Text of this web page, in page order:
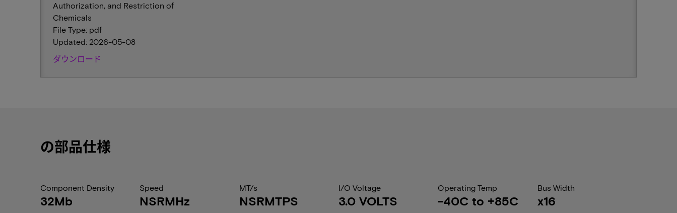
Authorization, and Restriction of
Chemicals
File Type: pdf
Updated: 2026-05-08
ダウンロード
の部品仕様
Component Density
32Mb
Speed
NSRMHz
MT/s
NSRMTPS
I/O Voltage
3.0 VOLTS
Operating Temp
-40C to +85C
Bus Width
x16